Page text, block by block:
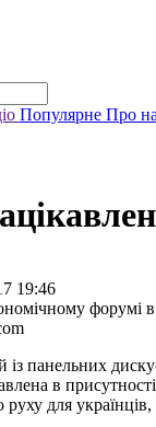
Популярне Про
19:46
форумі в
панельних
в
руху для